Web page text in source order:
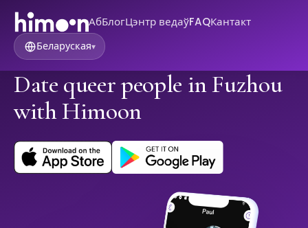
АбБлогЦэнтр ведаўFAQКантакт
Беларуская▾
Date queer people in Fuzhou
with Himoon